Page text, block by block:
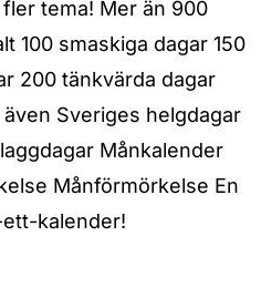
tema! Mer än 900
100 smaskiga dagar 150
200 tänkvärda dagar
Sveriges helgdagar
Månkalender
Månförmörkelse En
kalender!